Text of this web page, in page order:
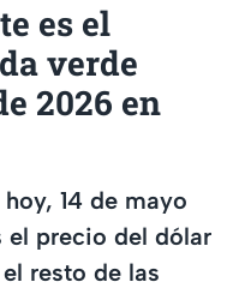
es el
verde
2026 en
14 de mayo
el precio del dólar
resto de las